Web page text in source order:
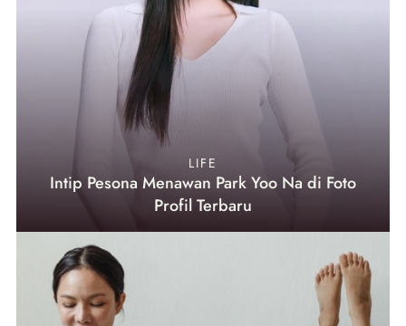
LIFE
Intip Pesona Menawan Park Yoo Na di Foto
Profil Terbaru